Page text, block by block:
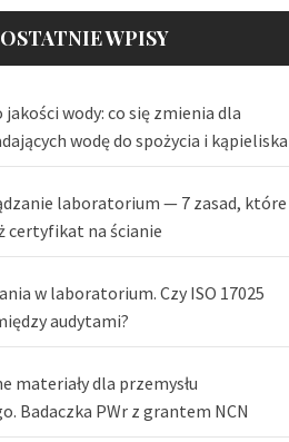
OSTATNIE WPISY
wody: co się zmienia dla
wodę do spożycia i kąpieliska
laboratorium — 7 zasad, które
certyfikat na ścianie
w laboratorium. Czy ISO 17025
audytami?
materiały dla przemysłu
Badaczka PWr z grantem NCN